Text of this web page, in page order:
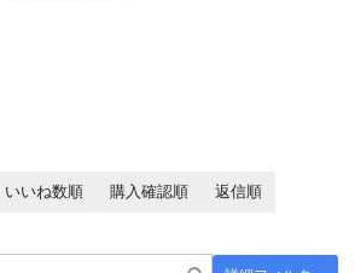
いいね数順 購入確認順 返信順